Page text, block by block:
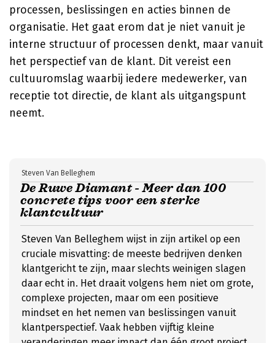
processen, beslissingen en acties binnen de
organisatie. Het gaat erom dat je niet vanuit je
interne structuur of processen denkt, maar vanuit
het perspectief van de klant. Dit vereist een
cultuuromslag waarbij iedere medewerker, van
receptie tot directie, de klant als uitgangspunt
neemt.
De Ruwe Diamant - Meer dan 100
concrete tips voor een sterke
klantcultuur
Steven Van Belleghem
Steven Van Belleghem wijst in zijn artikel op een
cruciale misvatting: de meeste bedrijven denken
klantgericht te zijn, maar slechts weinigen slagen
daar echt in. Het draait volgens hem niet om grote,
complexe projecten, maar om een positieve
mindset en het nemen van beslissingen vanuit
klantperspectief. Vaak hebben vijftig kleine